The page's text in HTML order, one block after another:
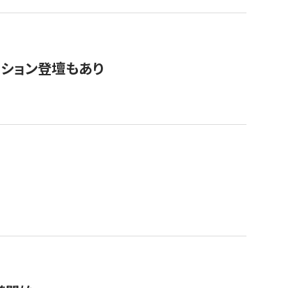
ョン登壇もあり